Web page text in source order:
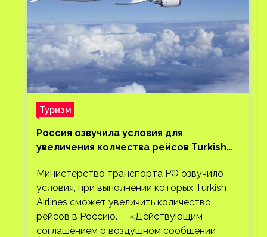
Туризм
Россия озвучила условия для
увеличения колчества рейсов Turkish
Министерство транспорта РФ озвучило
условия, при выполнении которых Turkish
Airlines сможет увеличить количество
рейсов в Россию. «Действующим
соглашением о воздушном сообщении